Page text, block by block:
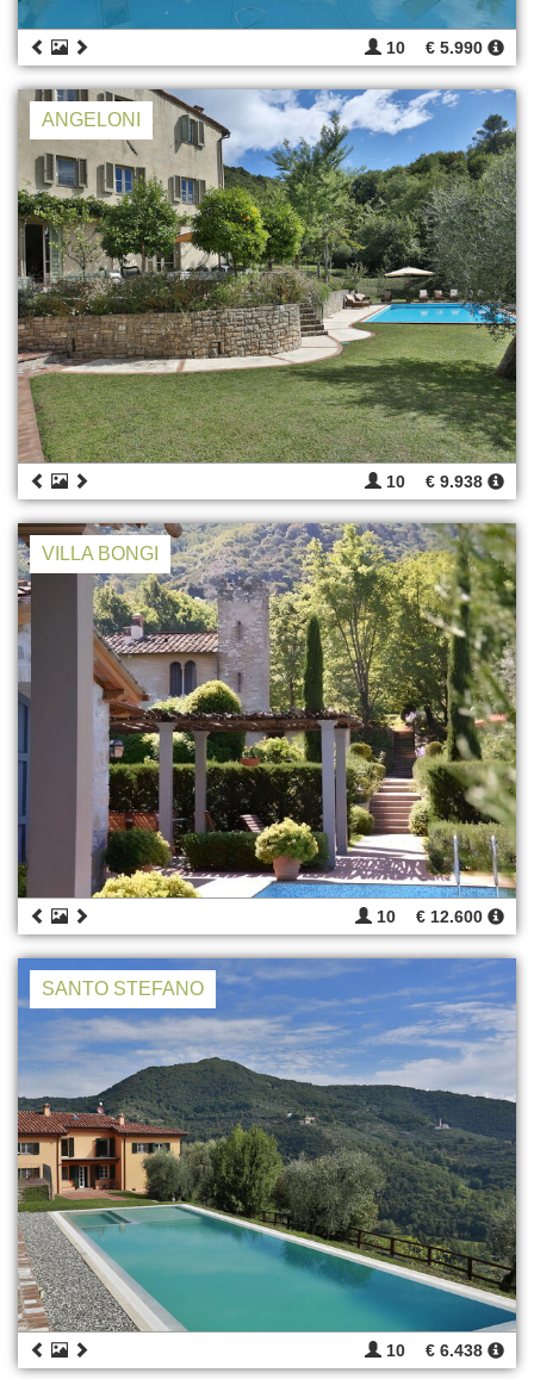
10 € 5.990
ANGELONI
10 € 9.938
VILLA BONGI
10 € 12.600
SANTO STEFANO
10 € 6.438